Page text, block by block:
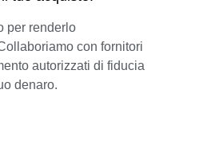
per renderlo
con fornitori
autorizzati di fiducia
denaro.